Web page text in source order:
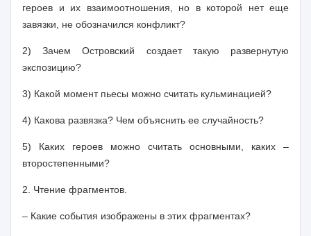
героев и их взаимоотношения, но в которой нет еще
завязки, не обозначился конфликт?
2) Зачем Островский создает такую развернутую
экспозицию?
3) Какой момент пьесы можно считать кульминацией?
4) Какова развязка? Чем объяснить ее случайность?
5) Каких героев можно считать основными, каких –
второстепенными?
2. Чтение фрагментов.
– Какие события изображены в этих фрагментах?